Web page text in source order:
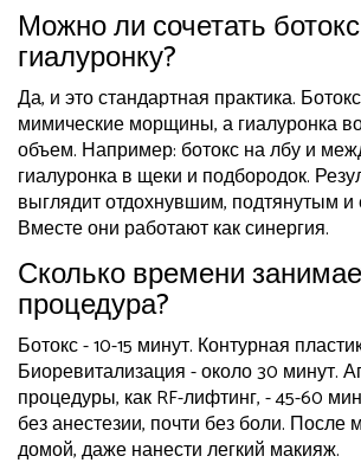
Можно ли сочетать
гиалуронку?
Да, и это стандартная практика.
мимические морщины, а гиалуронка
объем. Например: ботокс на лбу и
гиалуронка в щеки и подбородок.
выглядит отдохнувшим, подтянутым и
Вместе они работают как синергия.
Сколько времени
процедура?
Ботокс - 10-15 минут. Контурная
Биоревитализация - около 30 минут.
процедуры, как RF-лифтинг, - 45-60
без анестезии, почти без боли. После
домой, даже нанести легкий макияж.